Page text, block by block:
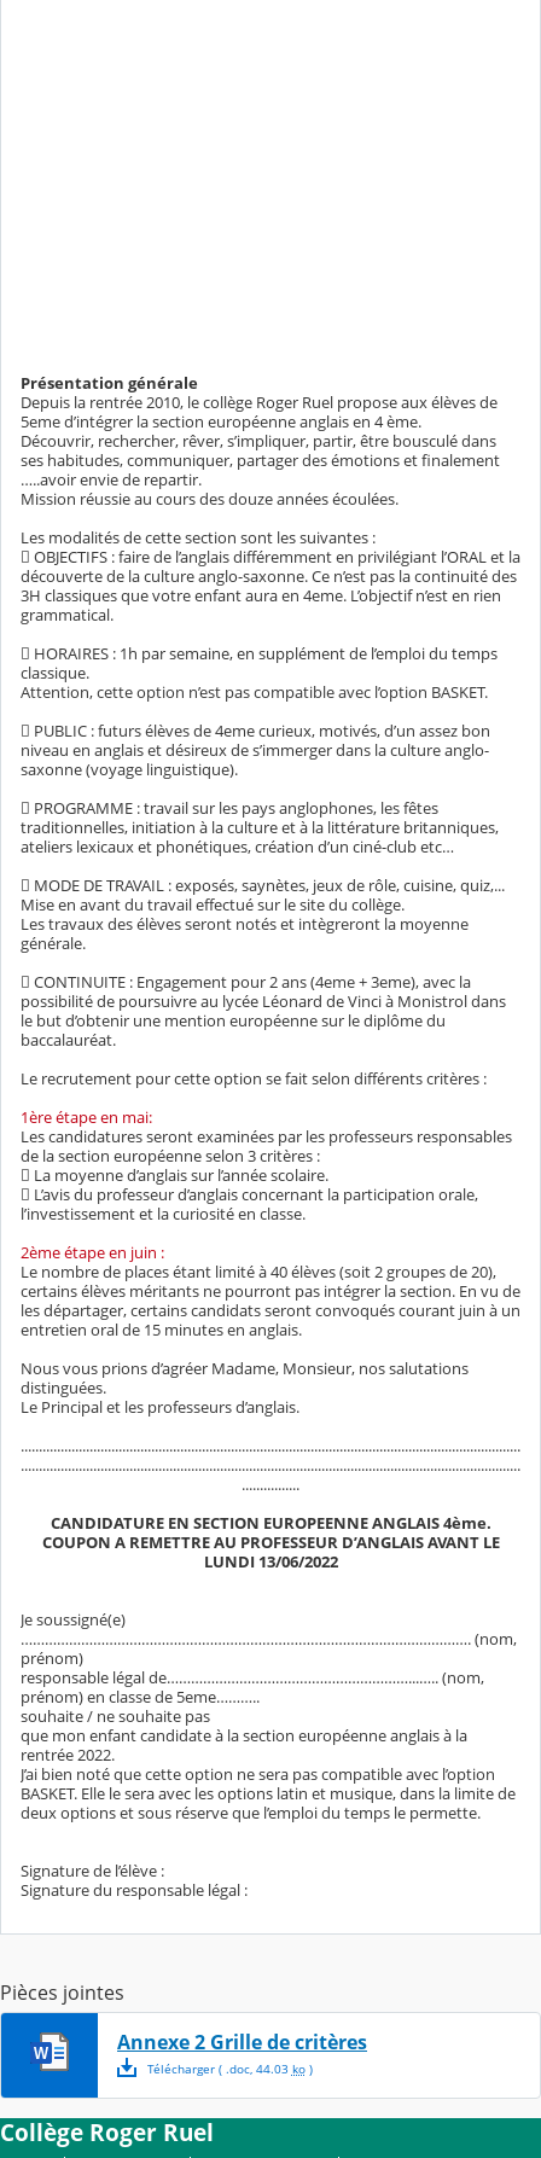
Présentation générale
Depuis la rentrée 2010, le collège Roger Ruel propose aux élèves de
5eme d’intégrer la section européenne anglais en 4 ème.
Découvrir, rechercher, rêver, s’impliquer, partir, être bousculé dans
ses habitudes, communiquer, partager des émotions et finalement
…..avoir envie de repartir.
Mission réussie au cours des douze années écoulées.
Les modalités de cette section sont les suivantes :
 OBJECTIFS : faire de l’anglais différemment en privilégiant l’ORAL et la
découverte de la culture anglo-saxonne. Ce n’est pas la continuité des
3H classiques que votre enfant aura en 4eme. L’objectif n’est en rien
grammatical.
 HORAIRES : 1h par semaine, en supplément de l’emploi du temps
classique.
Attention, cette option n’est pas compatible avec l’option BASKET.
 PUBLIC : futurs élèves de 4eme curieux, motivés, d’un assez bon
niveau en anglais et désireux de s’immerger dans la culture anglo-
saxonne (voyage linguistique).
 PROGRAMME : travail sur les pays anglophones, les fêtes
traditionnelles, initiation à la culture et à la littérature britanniques,
ateliers lexicaux et phonétiques, création d’un ciné-club etc…
 MODE DE TRAVAIL : exposés, saynètes, jeux de rôle, cuisine, quiz,...
Mise en avant du travail effectué sur le site du collège.
Les travaux des élèves seront notés et intègreront la moyenne
générale.
 CONTINUITE : Engagement pour 2 ans (4eme + 3eme), avec la
possibilité de poursuivre au lycée Léonard de Vinci à Monistrol dans
le but d’obtenir une mention européenne sur le diplôme du
baccalauréat.
Le recrutement pour cette option se fait selon différents critères :
1ère étape en mai:
Les candidatures seront examinées par les professeurs responsables
de la section européenne selon 3 critères :
 La moyenne d’anglais sur l’année scolaire.
 L’avis du professeur d’anglais concernant la participation orale,
l’investissement et la curiosité en classe.
2ème étape en juin :
Le nombre de places étant limité à 40 élèves (soit 2 groupes de 20),
certains élèves méritants ne pourront pas intégrer la section. En vu de
les départager, certains candidats seront convoqués courant juin à un
entretien oral de 15 minutes en anglais.
Nous vous prions d’agréer Madame, Monsieur, nos salutations
distinguées.
Le Principal et les professeurs d’anglais.
..........................................................................................................................................
..........................................................................................................................................
................
CANDIDATURE EN SECTION EUROPEENNE ANGLAIS 4ème.
COUPON A REMETTRE AU PROFESSEUR D’ANGLAIS AVANT LE
LUNDI 13/06/2022
Je soussigné(e)
…………………………………………………………………………………………………. (nom,
prénom)
responsable légal de……………………………………………………...….. (nom,
prénom) en classe de 5eme………..
souhaite / ne souhaite pas
que mon enfant candidate à la section européenne anglais à la
rentrée 2022.
J’ai bien noté que cette option ne sera pas compatible avec l’option
BASKET. Elle le sera avec les options latin et musique, dans la limite de
deux options et sous réserve que l’emploi du temps le permette.
Signature de l’élève :
Signature du responsable légal :
Pièces jointes
Annexe 2 Grille de critères
Télécharger( .doc, 44.03 ko)
Collège Roger Ruel